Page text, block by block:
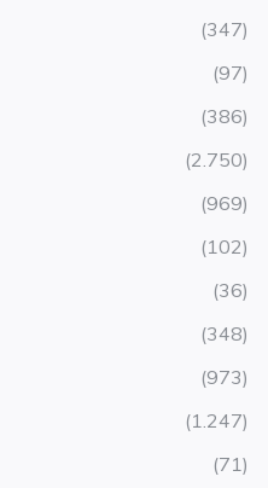
(347)
(97)
(386)
(2.750)
(969)
(102)
(36)
(348)
(973)
(1.247)
(71)